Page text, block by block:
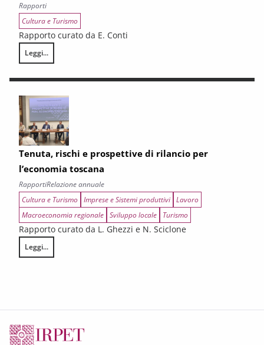
Rapporti
Cultura e Turismo
Rapporto curato da E. Conti
Leggi...
RAPPORTO SUL TURISMO IN TOSCANA. La congiuntura 2025 e il
Tenuta, rischi e prospettive di rilancio per
l’economia toscana
RapportiRelazione annuale
Cultura e Turismo Imprese e Sistemi produttivi Lavoro
Macroeconomia regionale Sviluppo locale Turismo
Rapporto curato da L. Ghezzi e N. Sciclone
Leggi...
Tenuta, rischi e prospettive di rilancio per l’economia toscana